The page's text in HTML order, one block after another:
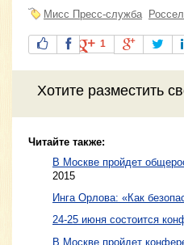
Мисс Пресс-служба
1
Хотите разместить
Читайте также:
В Москве пройдет
2015
Инга Орлова: «Как
24-25 июня состоится
В Москве пройдет